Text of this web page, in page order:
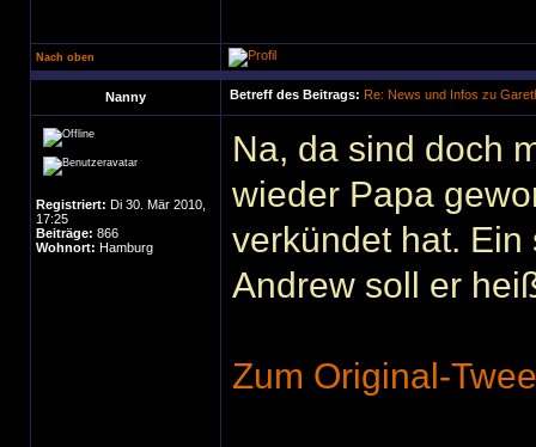
Nach oben
Nanny Betreff des Beitrags: Re: News und Infos zu
Registriert: Di 30. Mär 2010,
17:25
Beiträge: 866
Wohnort: Hamburg
Na, da sind doch
wieder Papa
verkündet hat.
Andrew soll er
Zum Original-